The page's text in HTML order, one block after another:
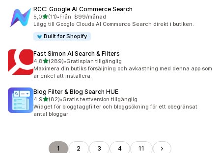
RCC: Google AI Commerce Search
5,0av 5 stjärnor
(11)
11 recensioner totalt
•Från $99/månad
Lägg till Google Clouds AI Commerce Search direkt i butiken.
Built for Shopify
Fast Simon AI Search & Filters
4,8av 5 stjärnor
(289)
289 recensioner totalt
•Gratisplan tillgänglig
Maximera din butiks försäljning och avkastning med denna app som
är enkel att installera.
Blog Filter & Blog Search HUE
4,9av 5 stjärnor
(82)
82 recensioner totalt
•Gratis testversion tillgänglig
Widget för bloggtaggfilter och bloggsökning för ett obegränsat
antal bloggar
1 2 3 4 11